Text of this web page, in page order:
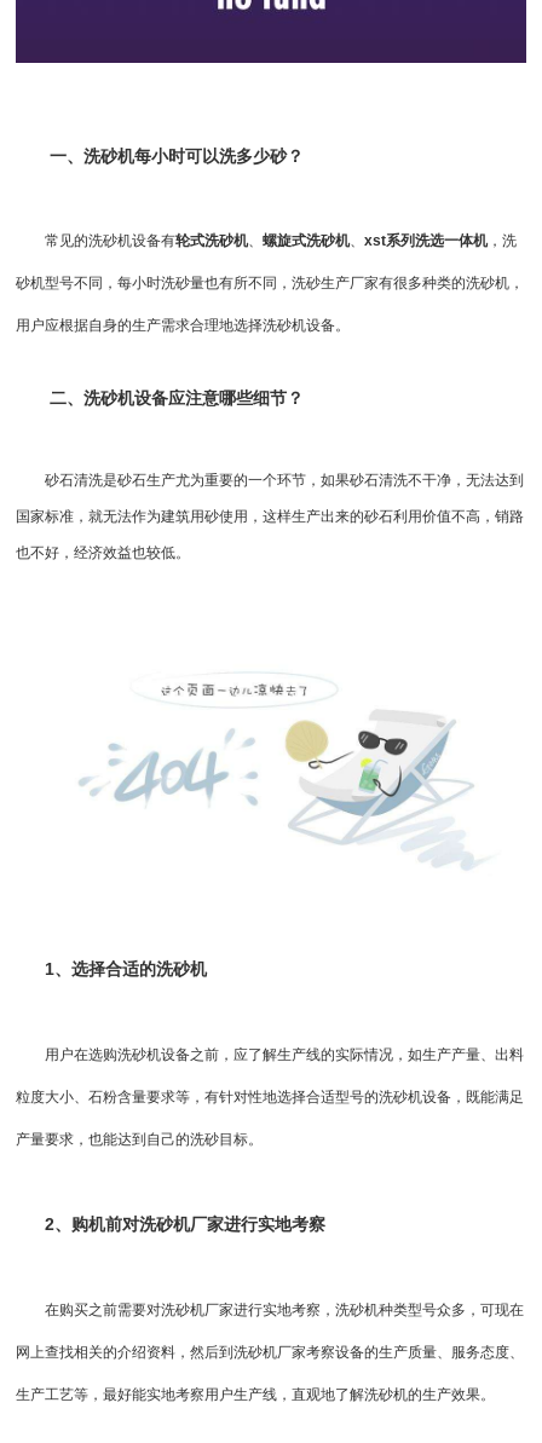
一、洗砂机每小时可以洗多少砂？
常见的洗砂机设备有轮式洗砂机、螺旋式洗砂机、xst系列洗选一体机，洗
砂机型号不同，每小时洗砂量也有所不同，洗砂生产厂家有很多种类的洗砂机，
用户应根据自身的生产需求合理地选择洗砂机设备。
二、洗砂机设备应注意哪些细节？
砂石清洗是砂石生产尤为重要的一个环节，如果砂石清洗不干净，无法达到
国家标准，就无法作为建筑用砂使用，这样生产出来的砂石利用价值不高，销路
也不好，经济效益也较低。
1、选择合适的洗砂机
用户在选购洗砂机设备之前，应了解生产线的实际情况，如生产产量、出料
粒度大小、石粉含量要求等，有针对性地选择合适型号的洗砂机设备，既能满足
产量要求，也能达到自己的洗砂目标。
2、购机前对洗砂机厂家进行实地考察
在购买之前需要对洗砂机厂家进行实地考察，洗砂机种类型号众多，可现在
网上查找相关的介绍资料，然后到洗砂机厂家考察设备的生产质量、服务态度、
生产工艺等，最好能实地考察用户生产线，直观地了解洗砂机的生产效果。